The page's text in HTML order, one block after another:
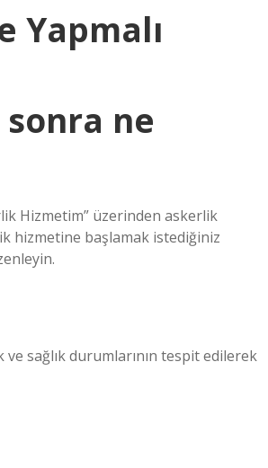
Yapmalı
ne
Hizmetim” üzerinden askerlik
hizmetine başlamak istediğiniz
sağlık durumlarının tespit edilerek